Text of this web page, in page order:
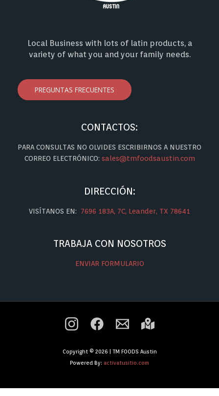
Local Business with lots of latin products, a
variety of what you and your family needs.
PREGUNTAS FRECUENTES
CONTACTOS:
PARA CONSULTAS NO OLVIDES ESCRIBIRNOS A NUESTRO
CORREO ELECTRÓNICO: sales@tmfoodsaustin.com
DIRECCIÓN:
VISÍTANOS EN: 7696 183A, 7C, Leander, TX 78641
TRABAJA CON NOSOTROS
ENVIAR FORMULARIO
Copyright © 2026 | TM FOODS Austin
Powered By: activatusitio.com